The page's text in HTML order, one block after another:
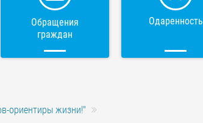
Обращения
граждан
Одаренность
ориентиры жизни!"